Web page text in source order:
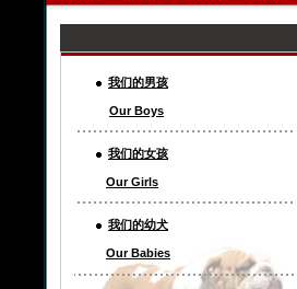
我们的男孩
Our Boys
我们的女孩
Our Girls
我们的幼犬
Our Babies